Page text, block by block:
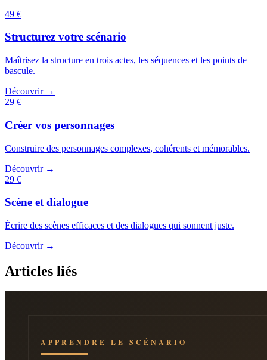
49 €
Structurez votre scénario
Maîtrisez la structure en trois actes, les séquences et les points de
bascule.
Découvrir →
29 €
Créer vos personnages
Construire des personnages complexes, cohérents et mémorables.
Découvrir →
29 €
Scène et dialogue
Écrire des scènes efficaces et des dialogues qui sonnent juste.
Découvrir →
Articles liés